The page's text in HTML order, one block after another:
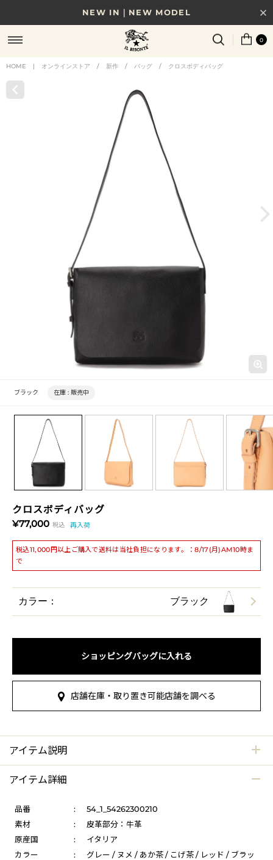
NEW IN｜NEW MODEL
8/17(月)10時まで｜税込11,000円以上で送料無料
贈る相手やシーンから選べる、新しいギフトガイド
0
HOME | オンラインストア / 新作 / バッグ / クロスボディバッグ
クロスボディバッグ
¥77,000 税込 再入荷
税込11,000円以上ご購入で送料は当社負担になります。：8/17(月)AM10時ま
で
ブラック 在庫 : 販売中
カラー： ブラック
ショッピングバッグに入れる
店舗在庫・取り置き可能店舗を調べる
アイテム説明
アイテム詳細
品番 :
54_1_54262300210
素材
:
皮革部分：牛革
原産国
:
イタリア
カラー
:
グレー / ヌメ / あか茶 / こげ茶 / レッド / ブラッ